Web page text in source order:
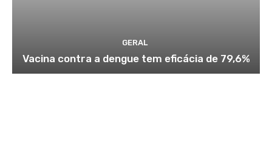
GERAL
Vacina contra a dengue tem eficácia de 79,6%